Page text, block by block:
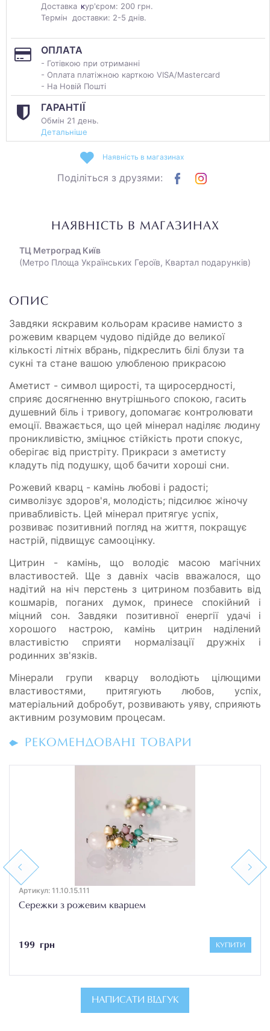
Доставка кур'єром: 200 грн.
Термін доставки: 2-5 днів.
ОПЛАТА
- Готівкою при отриманні
- Оплата платіжною карткою VISA/Mastercard
- На Новій Пошті
ГАРАНТІЇ
Обмін 21 день.
Детальніше
Наявність в магазинах
Поділіться з друзями:
НАЯВНІСТЬ В МАГАЗИНАХ
ТЦ Метроград Київ
(Метро Площа Українських Героїв, Квартал подарунків)
ОПИС
Завдяки яскравим кольорам красиве намисто з
рожевим кварцем чудово підійде до великої
кількості літніх вбрань, підкреслить білі блузи та
сукні та стане вашою улюбленою прикрасою
Аметист - символ щирості, та щиросердності,
сприяє досягненню внутрішнього спокою, гасить
душевний біль і тривогу, допомагає контролювати
емоції. Вважається, що цей мінерал наділяє людину
проникливістю, зміцнює стійкість проти спокус,
оберігає від пристріту. Прикраси з аметисту
кладуть під подушку, щоб бачити хороші сни.
Рожевий кварц - камінь любові і радості;
символізує здоров'я, молодість; підсилює жіночу
привабливість. Цей мінерал притягує успіх,
розвиває позитивний погляд на життя, покращує
настрій, підвищує самооцінку.
Цитрин - камінь, що володіє масою магічних
властивостей. Ще з давніх часів вважалося, що
надітий на ніч перстень з цитрином позбавить від
кошмарів, поганих думок, принесе спокійний і
міцний сон. Завдяки позитивної енергії удачі і
хорошого настрою, камінь цитрин наділений
властивістю сприяти нормалізації дружніх і
родинних зв'язків.
Мінерали групи кварцу володіють цілющими
властивостями, притягують любов, успіх,
матеріальний добробут, розвивають уяву, сприяють
активним розумовим процесам.
РЕКОМЕНДОВАНІ ТОВАРИ
Previous
Артикул: 11.10.15.111
Сережки з рожевим кварцем
199 грн КУПИТИ
Next
НАПИСАТИ ВІДГУК